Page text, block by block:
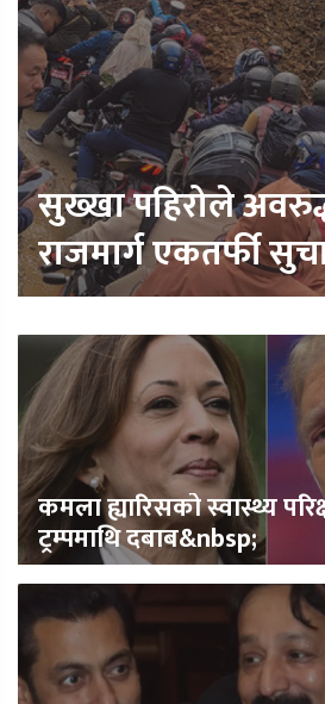
सुख्खा पहिरोले
राजमार्ग एकतर्फी
कमला ह्यारिसको स्वास्थ्य
ट्रम्पमाथि दबाब&nbsp;